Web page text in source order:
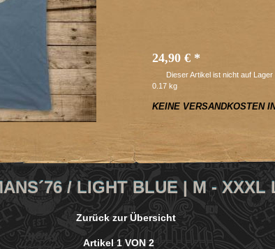
24,90 € *
Dieser Artikel ist nicht auf
0.17 kg
KEINE VERSANDKOSTEN
/ LIGHT BLUE | M - XXXL
Zurück zur Übersicht
Artikel 1 VON 2